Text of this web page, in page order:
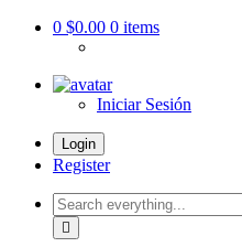
0 $0.00 0 items
Iniciar Sesión
Login
Register
Search
everything...